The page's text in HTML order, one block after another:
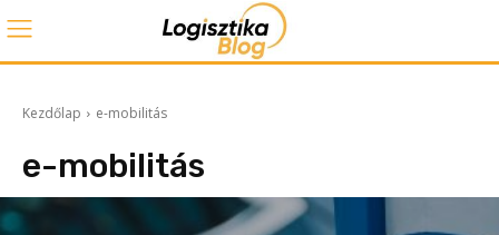
Kezdőlap e-mobilitás
e-mobilitás